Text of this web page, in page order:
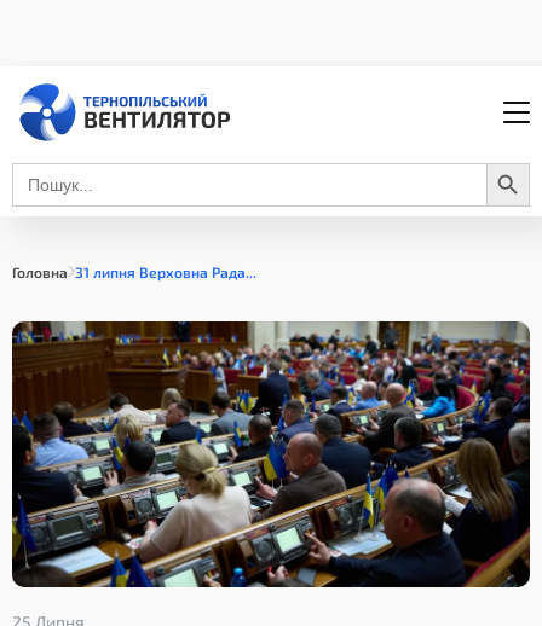
Search
for:
Search Button
Головна 31 липня Верховна Рада...
25 Липня